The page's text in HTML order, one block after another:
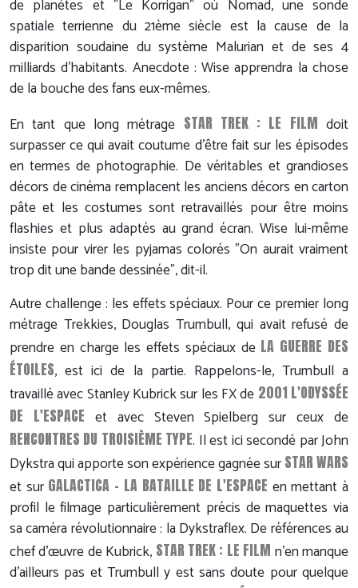
de planètes et "Le Korrigan" où Nomad, une sonde
spatiale terrienne du 21ème siècle est la cause de la
disparition soudaine du système Malurian et de ses 4
milliards d'habitants. Anecdote : Wise apprendra la chose
de la bouche des fans eux-mêmes.
En tant que long métrage STAR TREK : LE FILM doit
surpasser ce qui avait coutume d'être fait sur les épisodes
en termes de photographie. De véritables et grandioses
décors de cinéma remplacent les anciens décors en carton
pâte et les costumes sont retravaillés pour être moins
flashies et plus adaptés au grand écran. Wise lui-même
insiste pour virer les pyjamas colorés "On aurait vraiment
trop dit une bande dessinée", dit-il.
Autre challenge : les effets spéciaux. Pour ce premier long
métrage Trekkies, Douglas Trumbull, qui avait refusé de
prendre en charge les effets spéciaux de LA GUERRE DES
ÉTOILES, est ici de la partie. Rappelons-le, Trumbull a
travaillé avec Stanley Kubrick sur les FX de 2001 L'ODYSSÉE
DE L'ESPACE et avec Steven Spielberg sur ceux de
RENCONTRES DU TROISIÈME TYPE. Il est ici secondé par John
Dykstra qui apporte son expérience gagnée surSTAR WARS
et sur GALACTICA - LA BATAILLE DE L'ESPACE en mettant à
profil le filmage particulièrement précis de maquettes via
sa caméra révolutionnaire : la Dykstraflex. De références au
chef d'œuvre de Kubrick, STAR TREK : LE FILM n'en manque
d'ailleurs pas et Trumbull y est sans doute pour quelque